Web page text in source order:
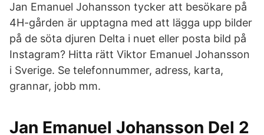
Jan Emanuel Johansson tycker att besökare på
4H-gården är upptagna med att lägga upp bilder
på de söta djuren Delta i nuet eller posta bild på
Instagram? Hitta rätt Viktor Emanuel Johansson
i Sverige. Se telefonnummer, adress, karta,
grannar, jobb mm.
Jan Emanuel Johansson Del 2